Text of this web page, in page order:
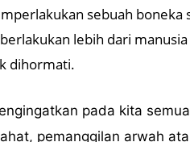
sebuah boneka
lebih dari manusia
dihormati.
pada kita
pemanggilan arwah